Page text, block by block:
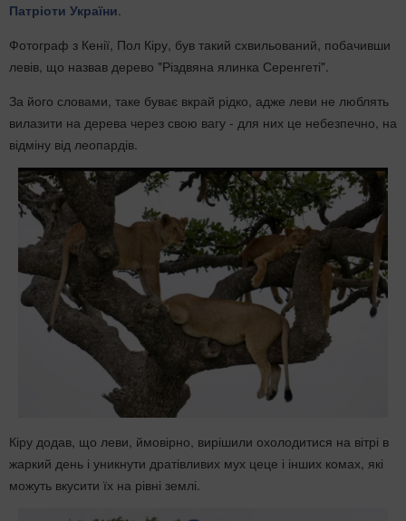
Патріоти України.
Фотограф з Кенії, Пол Кіру, був такий схвильований, побачивши
левів, що назвав дерево "Різдвяна ялинка Серенгеті".
За його словами, таке буває вкрай рідко, адже леви не люблять
вилазити на дерева через свою вагу - для них це небезпечно, на
відміну від леопардів.
Кіру додав, що леви, ймовірно, вирішили охолодитися на вітрі в
жаркий день і уникнути дратівливих мух цеце і інших комах, які
можуть вкусити їх на рівні землі.